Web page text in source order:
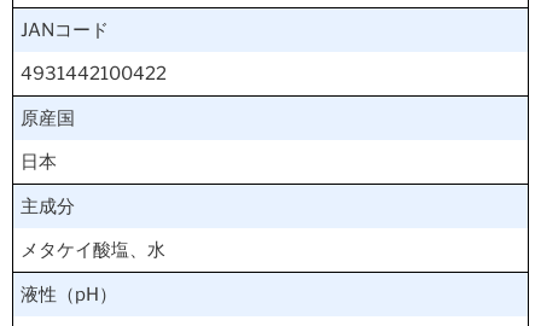
JANコード
4931442100422
原産国
日本
主成分
メタケイ酸塩、水
液性（pH）